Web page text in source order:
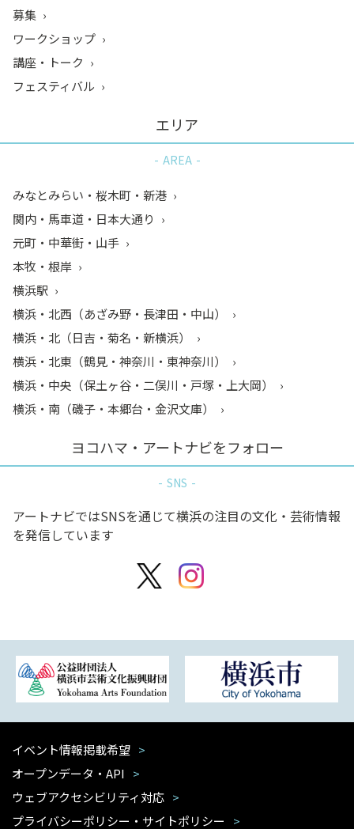
募集
ワークショップ
講座・トーク
フェスティバル
エリア
AREA
みなとみらい・桜木町・新港
関内・馬車道・日本大通り
元町・中華街・山手
本牧・根岸
横浜駅
横浜・北西（あざみ野・長津田・中山）
横浜・北（日吉・菊名・新横浜）
横浜・北東（鶴見・神奈川・東神奈川）
横浜・中央（保土ヶ谷・二俣川・戸塚・上大岡）
横浜・南（磯子・本郷台・金沢文庫）
ヨコハマ・アートナビをフォロー
SNS
アートナビではSNSを通じて横浜の注目の文化・芸術情報
を発信しています
イベント情報掲載希望
オープンデータ・API
ウェブアクセシビリティ対応
プライバシーポリシー・サイトポリシー